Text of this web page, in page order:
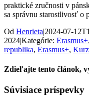
praktické zručnosti v
sa správnu starostlivosť o
Od Henrieta|2024-07-
2024|Kategórie: Erasmus+,
republika, Erasmus+, Kurz
Zdieľajte tento článok,
Facebook
X
Súvisiace príspevky